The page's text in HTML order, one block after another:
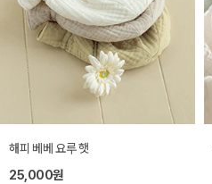
해피 베베 요루 햇
25,000원